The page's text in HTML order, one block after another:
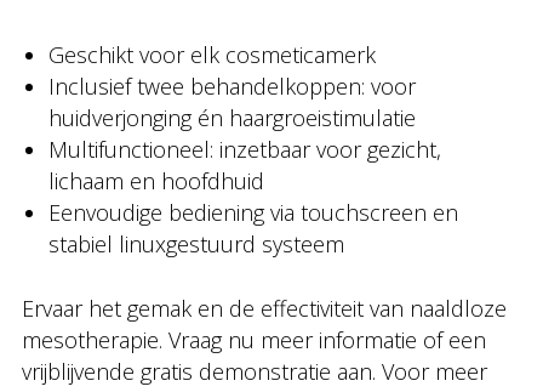
Geschikt voor elk cosmeticamerk
Inclusief twee behandelkoppen: voor
huidverjonging én haargroeistimulatie
Multifunctioneel: inzetbaar voor gezicht,
lichaam en hoofdhuid
Eenvoudige bediening via touchscreen en
stabiel linuxgestuurd systeem
Ervaar het gemak en de effectiviteit van naaldloze
mesotherapie. Vraag nu meer informatie of een
vrijblijvende gratis demonstratie aan. Voor meer